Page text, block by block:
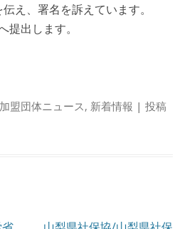
え、署名を訴えています。
提出します。
加盟団体ニュース , 新着情報 | 投稿